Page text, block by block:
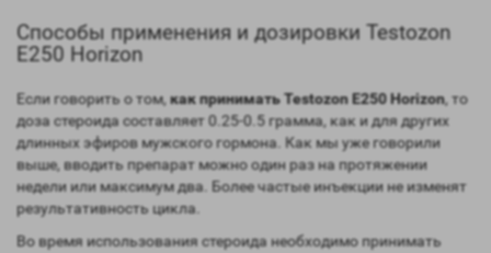
Способы применения и дозировки Testozon
E250 Horizon
Если говорить о том, как принимать Testozon E250 Horizon, то
доза стероида составляет 0.25-0.5 грамма, как и для других
длинных эфиров мужского гормона. Как мы уже говорили
выше, вводить препарат можно один раз на протяжении
недели или максимум два. Более частые инъекции не изменят
результативность цикла.
Во время использования стероида необходимо принимать